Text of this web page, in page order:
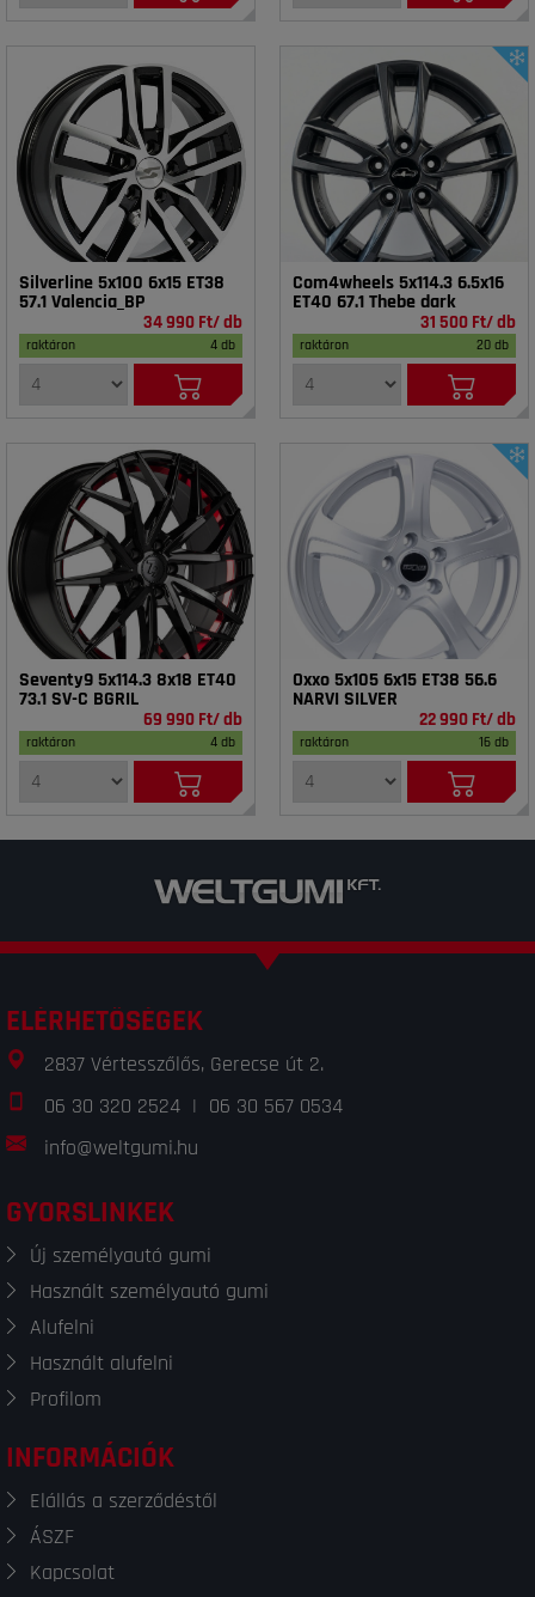
Silverline 5x100 6x15 ET38
57.1 Valencia_BP
34 990 Ft/ db
raktáron 4 db
Com4wheels 5x114.3 6.5x16
ET40 67.1 Thebe dark
31 500 Ft/ db
raktáron 20 db
Seventy9 5x114.3 8x18 ET40
73.1 SV-C BGRIL
69 990 Ft/ db
raktáron 4 db
Oxxo 5x105 6x15 ET38 56.6
NARVI SILVER
22 990 Ft/ db
raktáron 16 db
ELÉRHETŐSÉGEK
2837 Vértesszőlős, Gerecse út 2.
06 30 320 2524 | 06 30 567 0534
info@weltgumi.hu
GYORSLINKEK
Új személyautó gumi
Használt személyautó gumi
Alufelni
Használt alufelni
Profilom
INFORMÁCIÓK
Elállás a szerződéstől
ÁSZF
Kapcsolat